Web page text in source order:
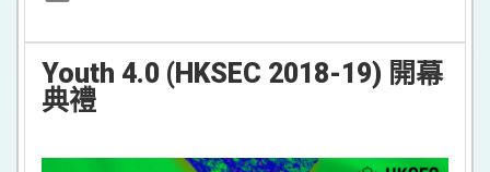
Youth 4.0 (HKSEC 2018-19) 開幕
典禮